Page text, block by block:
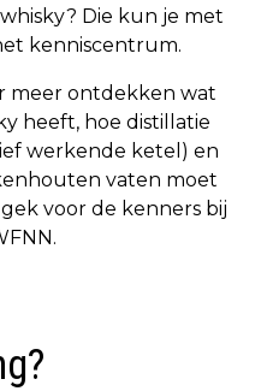
Die kun je met
kenniscentrum.
meer ontdekken wat
heeft, hoe distillatie
werkende ketel) en
vaten moet
voor de kenners bij